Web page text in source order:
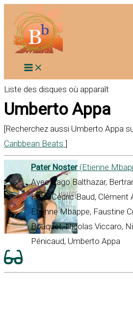
contenu
Liste des disques où apparaît
Umberto Appa
[Recherchez aussi Umberto Appa
Caribbean Beats ]
Pater Noster (Etienne
Avec Bago Balthazar,
Petit, Cédric Baud, Clément
Etienne Mbappe, Faustine
Bouquet, Nicolas Viccaro,
Pénicaud, Umberto Appa